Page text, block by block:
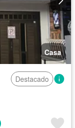
Casa
Destacado